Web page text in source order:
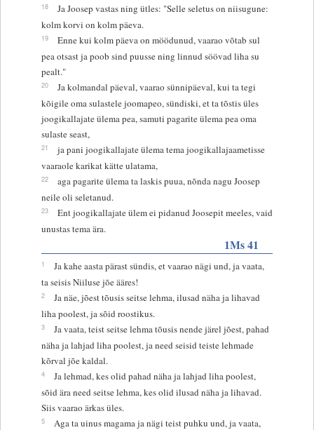
18
Ja Joosep vastas ning ütles: "Selle seletus on niisugune:
kolm korvi on kolm päeva.
19
Enne kui kolm päeva on möödunud, vaarao võtab sul
pea otsast ja poob sind puusse ning linnud söövad liha su
pealt."
20
Ja kolmandal päeval, vaarao sünnipäeval, kui ta tegi
kõigile oma sulastele joomapeo, sündiski, et ta tõstis üles
joogikallajate ülema pea, samuti pagarite ülema pea oma
sulaste seast,
21
ja pani joogikallajate ülema tema joogikallajaametisse
vaaraole karikat kätte ulatama,
22
aga pagarite ülema ta laskis puua, nõnda nagu Joosep
neile oli seletanud.
23
Ent joogikallajate ülem ei pidanud Joosepit meeles, vaid
unustas tema ära.
1Ms 41
1
Ja kahe aasta pärast sündis, et vaarao nägi und, ja vaata,
ta seisis Niiluse jõe ääres!
2
Ja näe, jõest tõusis seitse lehma, ilusad näha ja lihavad
liha poolest, ja sõid roostikus.
3
Ja vaata, teist seitse lehma tõusis nende järel jõest, pahad
näha ja lahjad liha poolest, ja need seisid teiste lehmade
kõrval jõe kaldal.
4
Ja lehmad, kes olid pahad näha ja lahjad liha poolest,
sõid ära need seitse lehma, kes olid ilusad näha ja lihavad.
Siis vaarao ärkas üles.
5
Aga ta uinus magama ja nägi teist puhku und, ja vaata,